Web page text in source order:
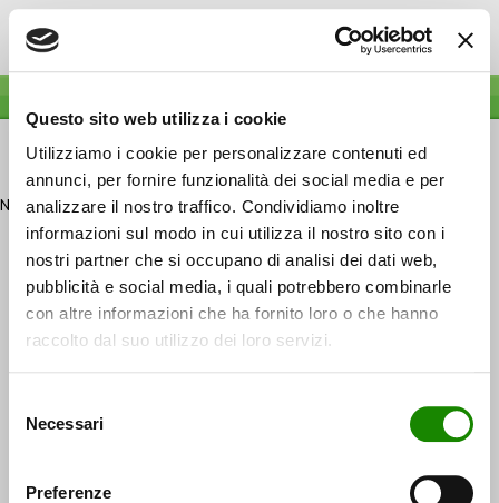
Questo sito web utilizza i cookie
Utilizziamo i cookie per personalizzare contenuti ed
annunci, per fornire funzionalità dei social media e per
analizzare il nostro traffico. Condividiamo inoltre
informazioni sul modo in cui utilizza il nostro sito con i
nostri partner che si occupano di analisi dei dati web,
pubblicità e social media, i quali potrebbero combinarle
con altre informazioni che ha fornito loro o che hanno
raccolto dal suo utilizzo dei loro servizi.
delNecessari
Preferenze
Nothing found.
© 2015 Italy Discount · Sede Legale: 40133 Bologna · Via
Paolo Nanni Costa, 30 · Codice fiscale: 03303661205 · N° Rea:
Bo – 508402
Credits